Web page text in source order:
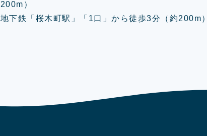
200m）
地下鉄「桜木町駅」「1口」から徒歩3分（約200m）